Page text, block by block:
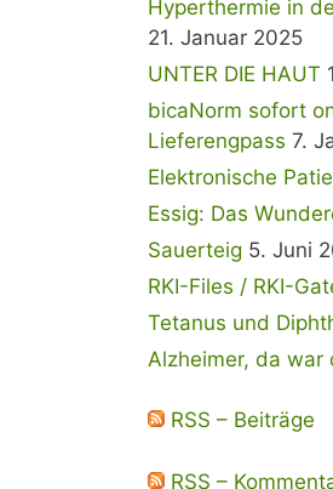
Hyperthermie in
21. Januar 2025
UNTER DIE HAUT
bicaNorm sofort
Lieferengpass 7.
Elektronische
Essig: Das
Sauerteig 5. Juni
RKI-Files / RKI-
Tetanus und
Alzheimer, da war
RSS – Beiträge
RSS –